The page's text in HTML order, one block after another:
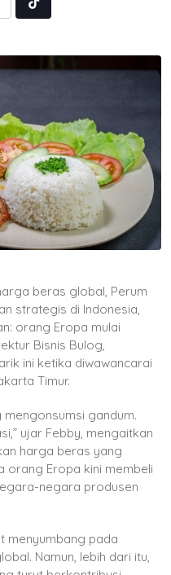
Tiktok
beras global, Perum
strategis di Indonesia,
orang Eropa mulai
Bisnis Bulog,
ini ketika diwawancarai
Timur.
mengonsumsi gandum.
ujar Febby, mengaitkan
harga beras yang
orang Eropa kini membeli
negara produsen
menyumbang pada
Namun, lebih dari itu,